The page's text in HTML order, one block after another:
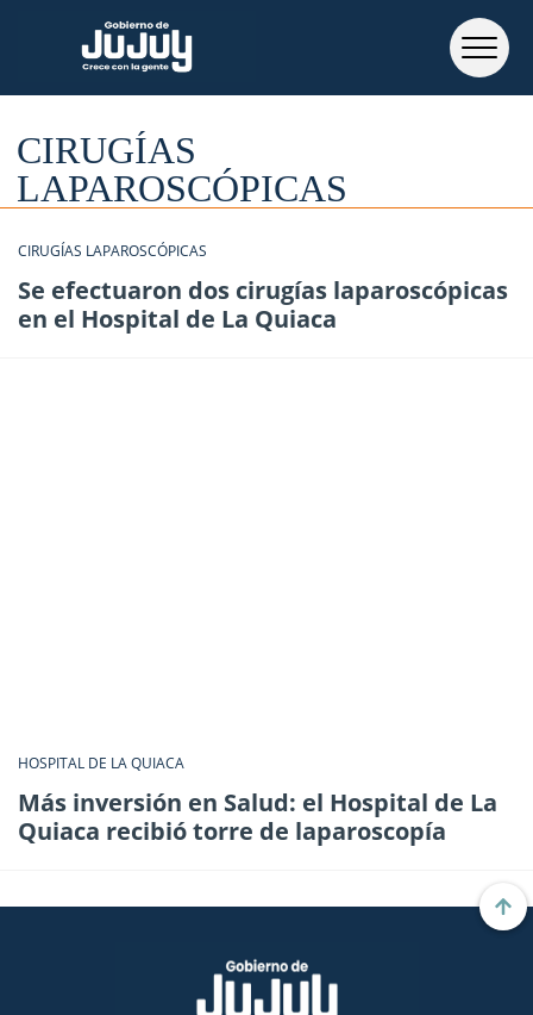
CIRUGÍAS
LAPAROSCÓPICAS
CIRUGÍAS LAPAROSCÓPICAS
Se efectuaron dos cirugías laparoscópicas
en el Hospital de La Quiaca
HOSPITAL DE LA QUIACA
Más inversión en Salud: el Hospital de La
Quiaca recibió torre de laparoscopía